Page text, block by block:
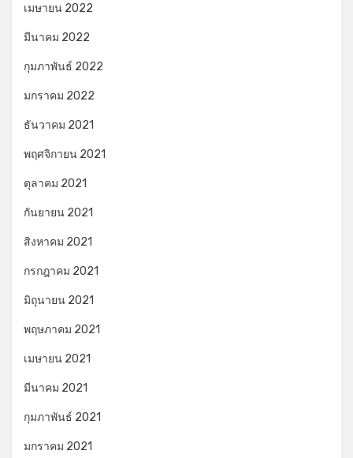
เมษายน 2022
มีนาคม 2022
กุมภาพันธ์ 2022
มกราคม 2022
ธันวาคม 2021
พฤศจิกายน 2021
ตุลาคม 2021
กันยายน 2021
สิงหาคม 2021
กรกฎาคม 2021
มิถุนายน 2021
พฤษภาคม 2021
เมษายน 2021
มีนาคม 2021
กุมภาพันธ์ 2021
มกราคม 2021